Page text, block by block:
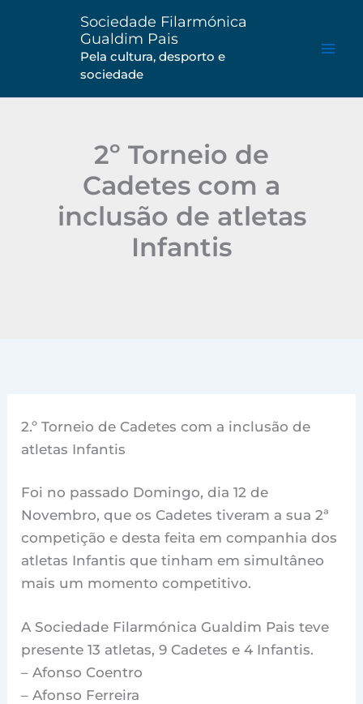
Sociedade Filarmónica
Gualdim Pais
Pela cultura, desporto e
sociedade
2º Torneio de
Cadetes com a
inclusão de atletas
Infantis
2.º Torneio de Cadetes com a inclusão de
atletas Infantis
Foi no passado Domingo, dia 12 de
Novembro, que os Cadetes tiveram a sua 2ª
competição e desta feita em companhia dos
atletas Infantis que tinham em simultâneo
mais um momento competitivo.
A Sociedade Filarmónica Gualdim Pais teve
presente 13 atletas, 9 Cadetes e 4 Infantis.
– Afonso Coentro
– Afonso Ferreira